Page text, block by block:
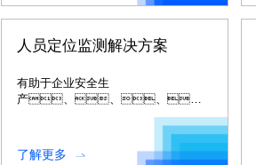
制、、、设备运
行状态监控、、能源监测
与监控等大量工业现场信
息。。。。
人员定位监测解决方案
有助于企业安全生
产、、、、
施工建设等本质安全水平的提
了解更多